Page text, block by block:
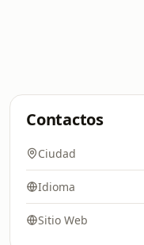
Contactos
Ciudad
Idioma
Sitio Web